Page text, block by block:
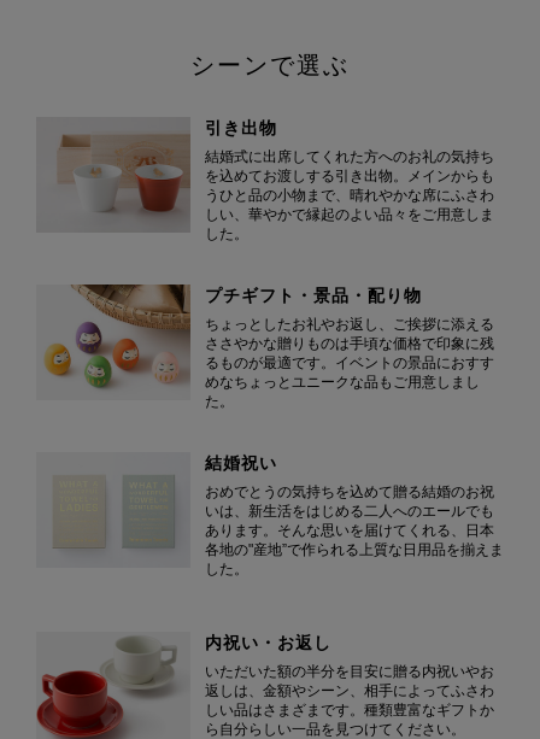
シーンで選ぶ
引き出物
結婚式に出席してくれた方へのお礼の気持ち
を込めてお渡しする引き出物。メインからも
うひと品の小物まで、晴れやかな席にふさわ
しい、華やかで縁起のよい品々をご用意しま
した。
プチギフト・景品・配り物
ちょっとしたお礼やお返し、ご挨拶に添える
ささやかな贈りものは手頃な価格で印象に残
るものが最適です。イベントの景品におすす
めなちょっとユニークな品もご用意しまし
た。
結婚祝い
おめでとうの気持ちを込めて贈る結婚のお祝
いは、新生活をはじめる二人へのエールでも
あります。そんな思いを届けてくれる、日本
各地の"産地”で作られる上質な日用品を揃えま
した。
内祝い・お返し
いただいた額の半分を目安に贈る内祝いやお
返しは、金額やシーン、相手によってふさわ
しい品はさまざまです。種類豊富なギフトか
ら自分らしい一品を見つけてください。